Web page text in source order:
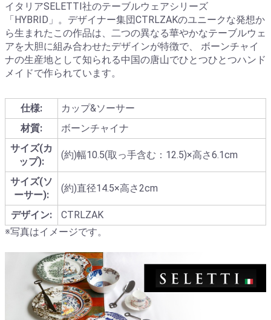
イタリアSELETTI社のテーブルウェアシリーズ
「HYBRID」。デザイナー集団CTRLZAKのユニークな発想か
ら生まれたこの作品は、二つの異なる華やかなテーブルウェ
アを大胆に組み合わせたデザインが特徴で、 ボーンチャイ
ナの生産地として知られる中国の唐山でひとつひとつハンド
メイドで作られています。
仕様:
カップ&ソーサー
材質:
ボーンチャイナ
サイズ(カ
ップ):
(約)幅10.5(取っ手含む：12.5)×高さ6.1cm
サイズ(ソ
ーサー):
(約)直径14.5×高さ2cm
デザイン:
CTRLZAK
※写真はイメージです。